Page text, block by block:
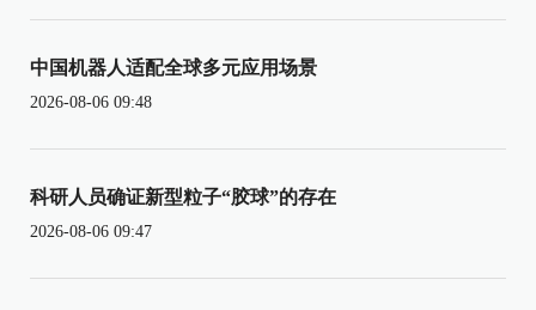
中国机器人适配全球多元应用场景
2026-08-06 09:48
科研人员确证新型粒子“胶球”的存在
2026-08-06 09:47